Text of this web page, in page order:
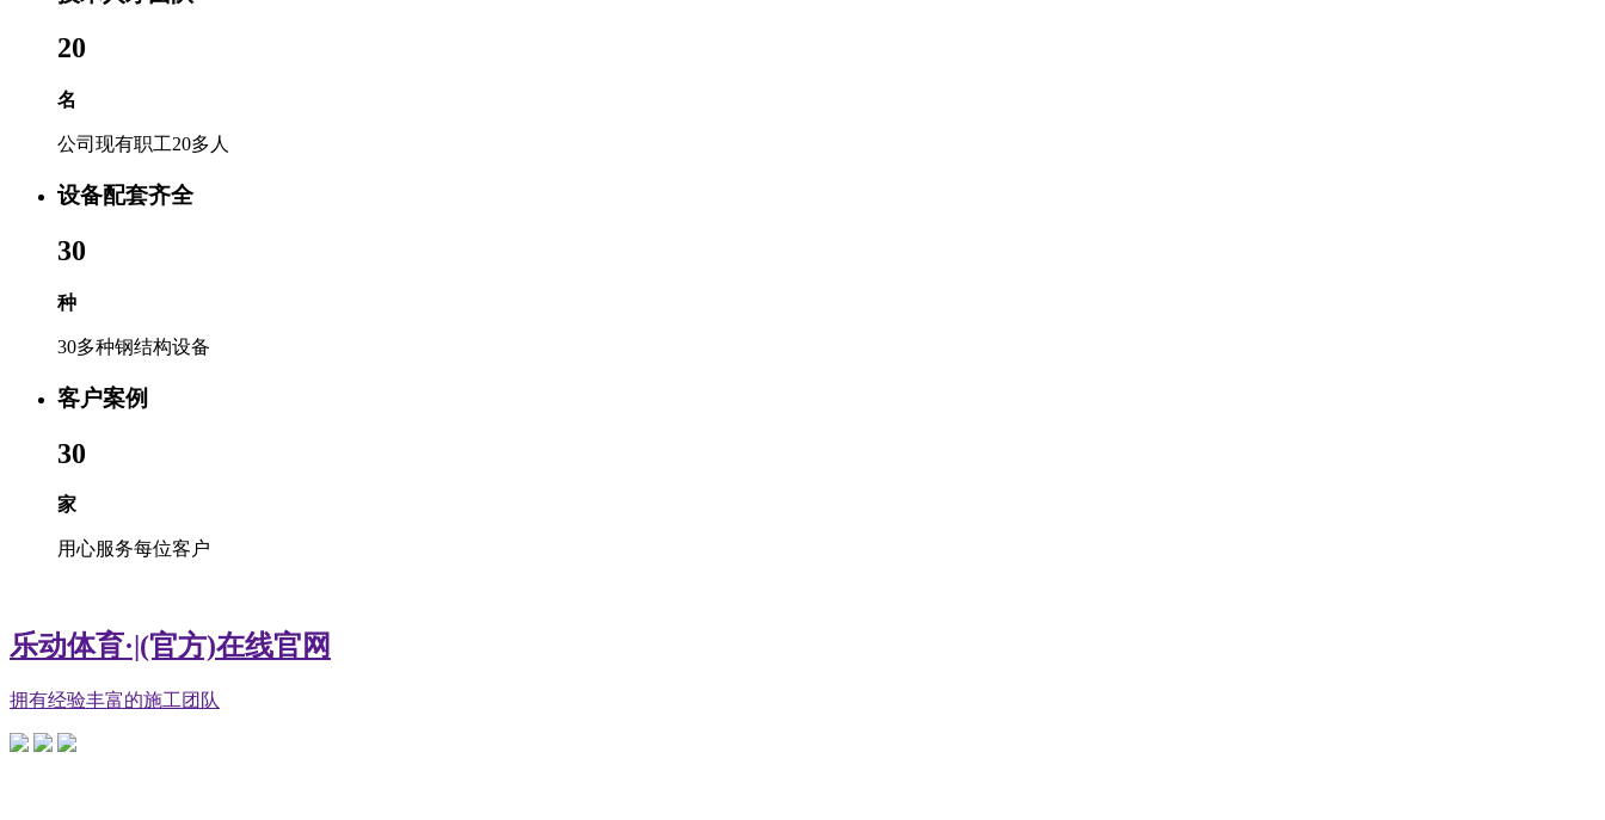
20
名
公司现有职工20多人
设备配套齐全
30
种
30多种钢结构设备
客户案例
30
家
用心服务每位客户
乐动体育·|(官方)在线官网
拥有经验丰富的施工团队